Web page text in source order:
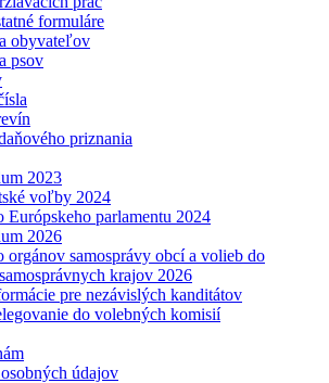
formuláre
obyvateľov
psov
priznania
2023
voľby 2024
parlamentu 2024
2026
samosprávy obcí a volieb do
krajov 2026
pre nezávislých kanditátov
do volebných komisií
údajov